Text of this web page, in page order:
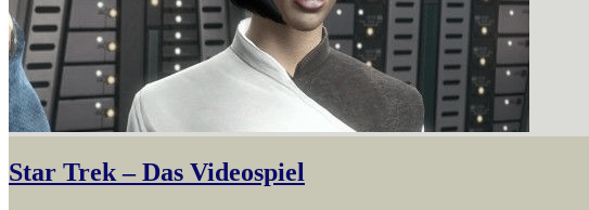
Star Trek – Das Videospiel